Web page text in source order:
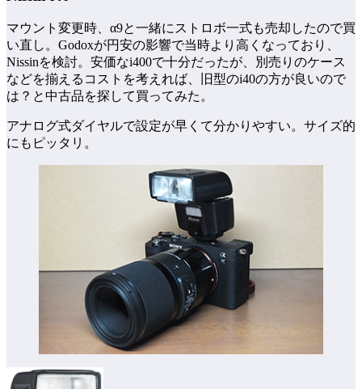
マウント変更時、α9と一緒にストロボ一式も売却したので買
い直し。Godoxが円安の影響で当時より高くなっており、
Nissinを検討。安価なi400で十分だったが、別売りのケース
などを揃えるコストを考えれば、旧型のi40の方が良いので
は？と中古品を探して買ってみた。
アナログ式ダイヤルで設定が早くて分かりやすい。サイズ的
にもピッタリ。